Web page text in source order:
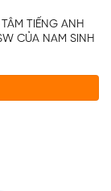
TIẾNG ANH
CỦA NAM SINH